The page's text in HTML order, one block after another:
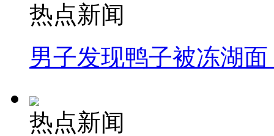
热点新闻
男子发现鸭子被冻湖
热点新闻